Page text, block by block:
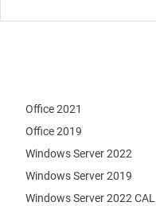
Office 2021
Office 2019
Windows Server 2022
Windows Server 2019
Windows Server 2022 CAL